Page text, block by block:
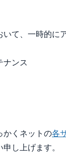
て、一時的に
ナンス
かくネットの各
し上げます。